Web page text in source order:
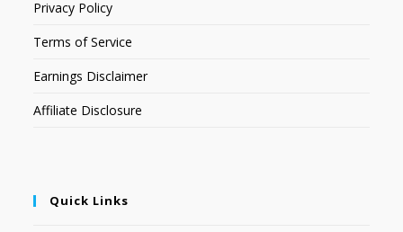
Privacy Policy
Terms of Service
Earnings Disclaimer
Affiliate Disclosure
Quick Links